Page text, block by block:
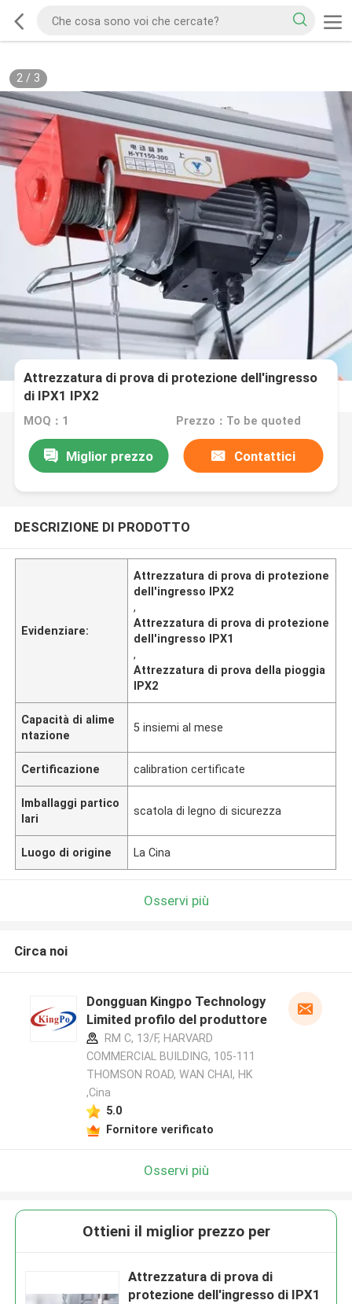
2/ 3
Attrezzatura di prova di protezione dell'ingresso
di IPX1 IPX2
MOQ：1 Prezzo：To be quoted
Miglior prezzo Contattici
DESCRIZIONE DI PRODOTTO
Evidenziare:
Attrezzatura di prova di protezione
dell'ingresso IPX2
,
Attrezzatura di prova di protezione
dell'ingresso IPX1
,
Attrezzatura di prova della pioggia
IPX2
Capacità di alime
ntazione
5 insiemi al mese
Certificazione calibration certificate
Imballaggi partico
lari
scatola di legno di sicurezza
Luogo di origine La Cina
Osservi più
Circa noi
Dongguan Kingpo Technology
Limited profilo del produttore
RM C, 13/F, HARVARD
COMMERCIAL BUILDING, 105-111
THOMSON ROAD, WAN CHAI, HK
,Cina
5.0
Fornitore verificato
Osservi più
Ottieni il miglior prezzo per
Attrezzatura di prova di
protezione dell'ingresso di IPX1